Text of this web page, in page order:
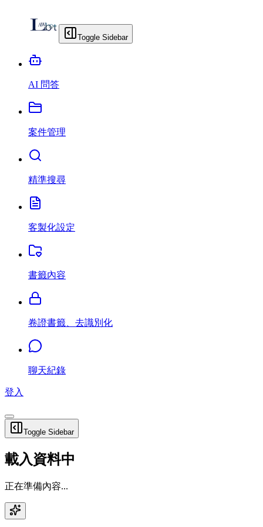
Toggle Sidebar
AI 問答
案件管理
精準搜尋
客製化設定
書籤內容
卷證書籤、去識別化
聊天紀錄
登入
Toggle Sidebar
載入資料中
正在準備內容...